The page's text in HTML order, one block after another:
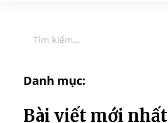
Danh mục:
Bài viết mới nhất